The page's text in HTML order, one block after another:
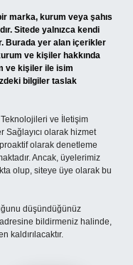
marka, kurum veya şahıs
Sitede yalnızca kendi
Burada yer alan içerikler
ve kişiler hakkında
ve kişiler ile isim
bilgiler taslak
ve İletişim
Sağlayıcı olarak hizmet
olarak denetleme
Ancak, üyelerimiz
olup, siteye üye olarak bu
düşündüğünüz
adresine bildirmeniz halinde,
kaldırılacaktır.